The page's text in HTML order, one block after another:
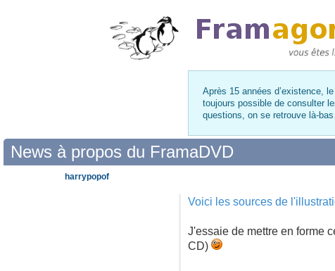
Après 15 années d’existence,
toujours possible de consulter
questions, on se retrouve là-
News à propos du FramaDVD
Voici les sources de
J'essaie de mettre en forme
CD)
harrypopof